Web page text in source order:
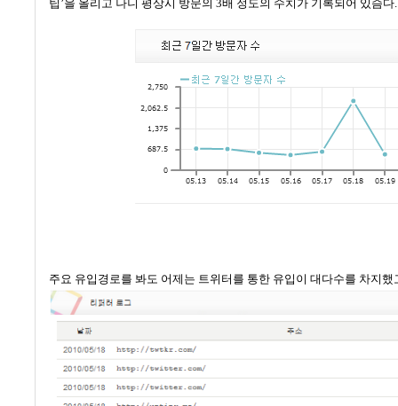
팁 ’을 올리고 나니 평상시 방문의 3배 정도의 수치가 기록되어 있슴다.
주요 유입경로를 봐도 어제는 트위터를 통한 유입이 대다수를 차지했